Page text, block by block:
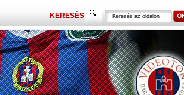
KERESÉS